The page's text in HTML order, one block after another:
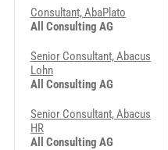
Consultant, AbaPlato
All Consulting AG
Senior Consultant, Abacus
Lohn
All Consulting AG
Senior Consultant, Abacus
HR
All Consulting AG